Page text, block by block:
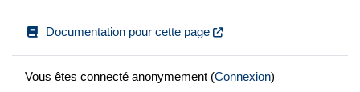
Documentation pour cette page
Vous êtes connecté anonymement (Connexion)